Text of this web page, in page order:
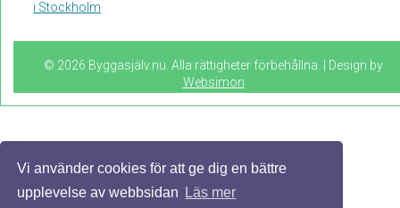
Vi använder cookies för att ge dig en bättre
upplevelse av webbsidan
Läs mer
i Stockholm
© 2026 Byggasjälv.nu. Alla rättigheter förbehållna. | Design by
Websimon